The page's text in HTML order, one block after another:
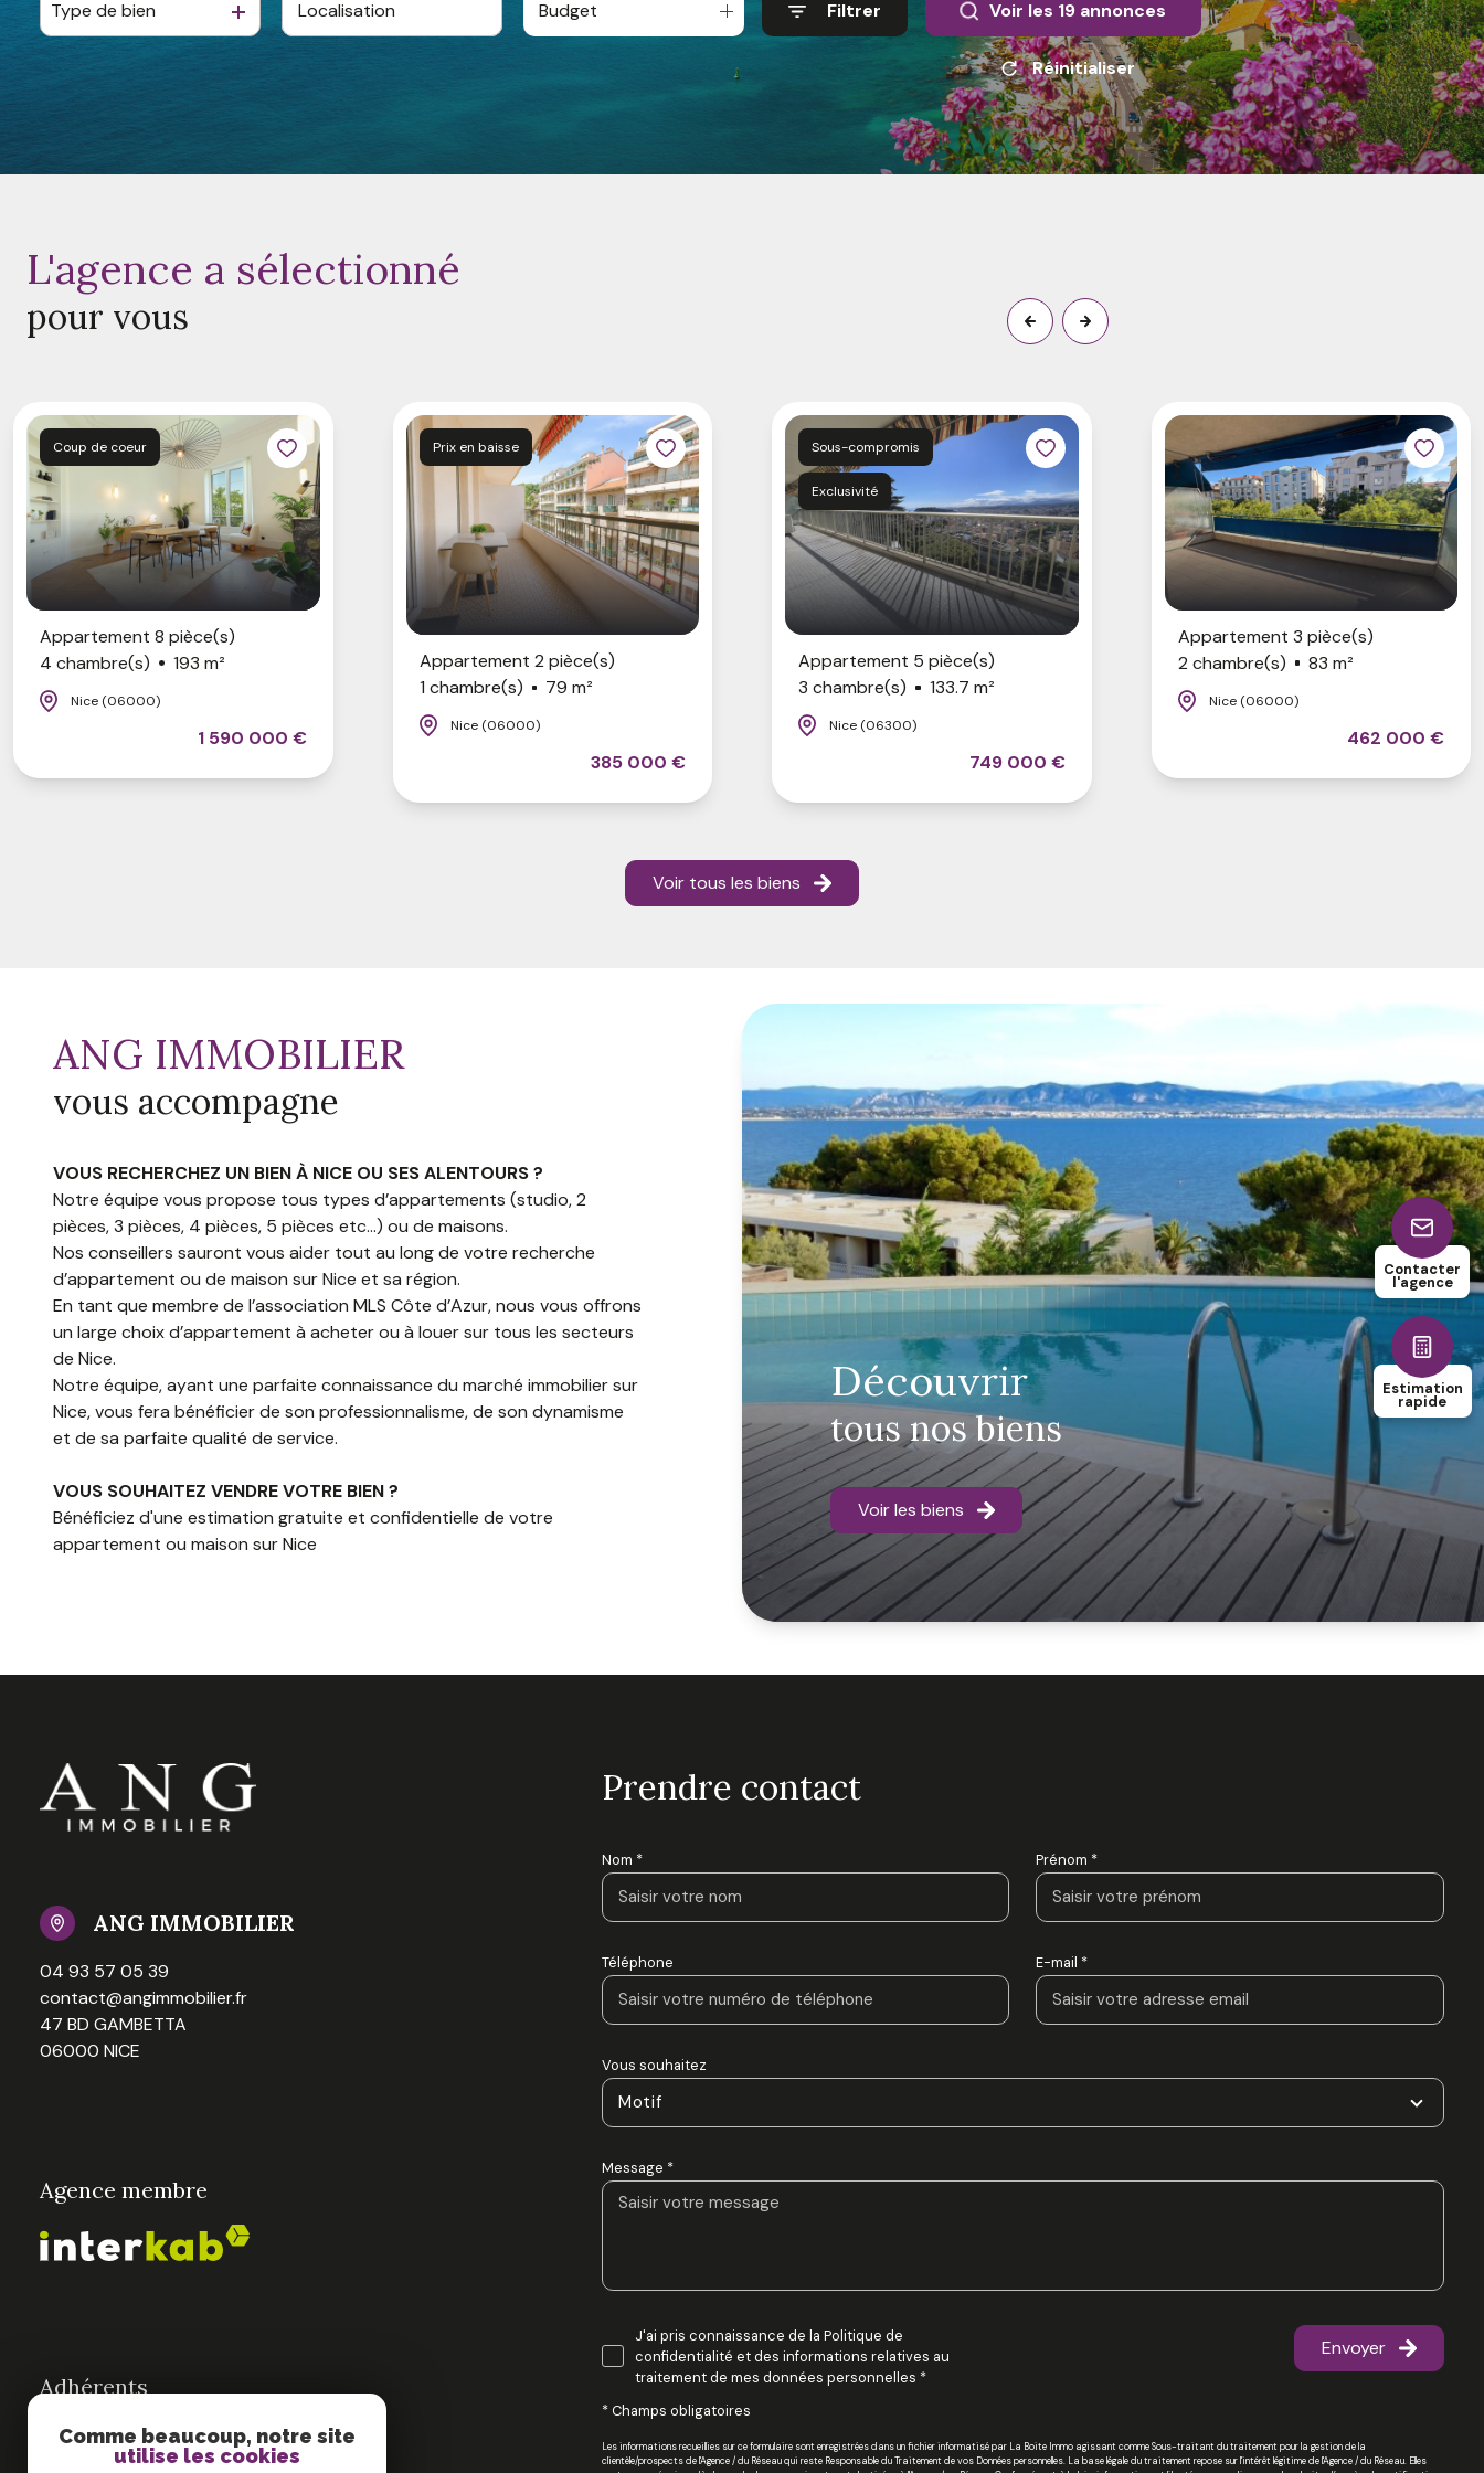
avis
clients
contact
De l'ancien
De l'immo pro
à l'année
Type de bien Budget Filtrer Voir les 19 annonces
Réinitialiser
l'agence a sélectionné
pour vous
Coup de coeur
Appartement 8 pièce(s)
4 chambre(s)
193 m²
Nice (06000)
1 590 000 €
Prix en baisse
Appartement 2 pièce(s)
1 chambre(s)
79 m²
Nice (06000)
385 000 €
Sous-compromis
Exclusivité
Appartement 5 pièce(s)
3 chambre(s)
133.7 m²
Nice (06300)
749 000 €
Appartement 3 pièce(s)
2 chambre(s)
83 m²
Nice (06000)
462 000 €
Voir tous les biens
découvrir
tous nos biens
Voir les biens
ANG IMMOBILIER
vous accompagne
VOUS RECHERCHEZ UN BIEN À NICE OU SES ALENTOURS ?
Notre équipe vous propose tous types d’appartements (studio, 2
pièces, 3 pièces, 4 pièces, 5 pièces etc…) ou de maisons.
Nos conseillers sauront vous aider tout au long de votre recherche
d’appartement ou de maison sur Nice et sa région.
En tant que membre de l’association MLS Côte d’Azur, nous vous offrons
un large choix d’appartement à acheter ou à louer sur tous les secteurs
de Nice.
Notre équipe, ayant une parfaite connaissance du marché immobilier sur
Nice, vous fera bénéficier de son professionnalisme, de son dynamisme
et de sa parfaite qualité de service.
VOUS SOUHAITEZ VENDRE VOTRE BIEN ?
Bénéficiez d'une estimation gratuite et confidentielle de votre
appartement ou maison sur Nice
Contacter
l'agence
Estimation
rapide
prendre contact
Nom * Prénom *
Téléphone E-mail *
Vous souhaitez
Motif
Message *
J'ai pris connaissance de la Politique de
confidentialité et des informations relatives au
traitement de mes données personnelles *
* Champs obligatoires
Envoyer
Les informations recueillies sur ce formulaire sont enregistrées dans un fichier informatisé par La Boite Immo agissant comme Sous-traitant du traitement pour la gestion de la
clientèle/prospects de l'Agence / du Réseau qui reste Responsable du Traitement de vos Données personnelles. La base légale du traitement repose sur l'intérêt légitime de l'Agence / du Réseau. Elles
ANG IMMOBILIER
04 93 57 05 39
contact@angimmobilier.fr
47 BD GAMBETTA
06000 NICE
Agence membre
Adhérents
Comme beaucoup, notre site
utilise les cookies